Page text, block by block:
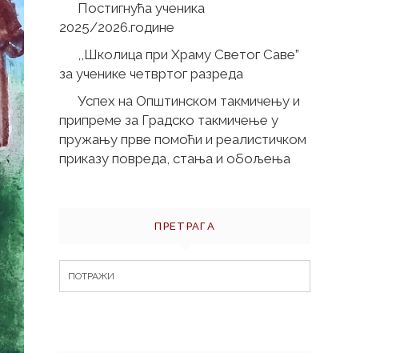
Постигнућа ученика
2025/2026.године
,,Школица при Храму Светог Саве”
за ученике четвртог разреда
Успех на Општинском такмичењу и
припреме за Градско такмичење у
пружању прве помоћи и реалистичком
приказу повреда, стања и обољења
ПРЕТРАГА
Search
for: